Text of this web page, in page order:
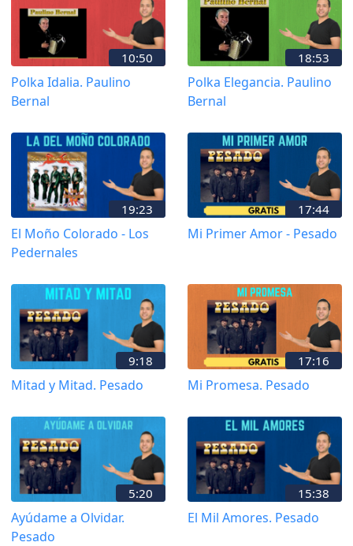
10:50
Polka Idalia. Paulino
Bernal
18:53
Polka Elegancia. Paulino
Bernal
19:23
El Moño Colorado - Los
Pedernales
17:44
Mi Primer Amor - Pesado
9:18
Mitad y Mitad. Pesado
17:16
Mi Promesa. Pesado
5:20
Ayúdame a Olvidar.
Pesado
15:38
El Mil Amores. Pesado